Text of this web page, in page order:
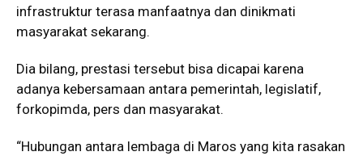
infrastruktur terasa manfaatnya dan dinikmati
masyarakat sekarang.
Dia bilang, prestasi tersebut bisa dicapai karena
adanya kebersamaan antara pemerintah, legislatif,
forkopimda, pers dan masyarakat.
“Hubungan antara lembaga di Maros yang kita rasakan